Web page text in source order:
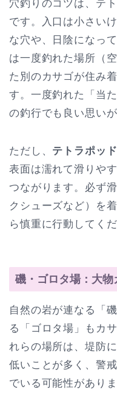
穴釣りのコツは、テ
です。入口は小さい
な穴や、日陰になっ
は一度釣れた場所（
た別のカサゴが住み
す。一度釣れた「当
の釣行でも良い思い
ただし、 テトラポッ
表面は濡れて滑りや
つながります。必ず
クシューズなど）を
ら慎重に行動してくだ
磯・ゴロタ場：大
自然の岩が連なる「
る「ゴロタ場」もカ
れらの場所は、堤防
低いことが多く、警
でいる可能性がありま